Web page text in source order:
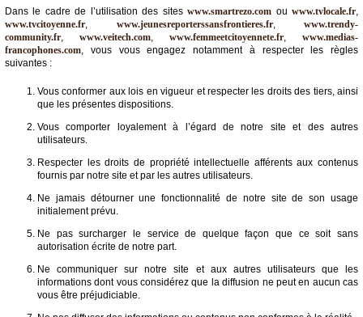
Dans le cadre de l’utilisation des siteswww.smartrezo.com ouwww.tvlocale.fr,
www.tvcitoyenne.fr, www.jeunesreporterssansfrontieres.fr, www.trendy-
community.fr, www.veitech.com, www.femmeetcitoyennete.fr, www.medias-
francophones.com, vous vous engagez notamment à respecter les règles
suivantes :
Vous conformer aux lois en vigueur et respecter les droits des tiers, ainsi
que les présentes dispositions.
Vous comporter loyalement à l’égard de notre site et des autres
utilisateurs.
Respecter les droits de propriété intellectuelle afférents aux contenus
fournis par notre site et par les autres utilisateurs.
Ne jamais détourner une fonctionnalité de notre site de son usage
initialement prévu.
Ne pas surcharger le service de quelque façon que ce soit sans
autorisation écrite de notre part.
Ne communiquer sur notre site et aux autres utilisateurs que les
informations dont vous considérez que la diffusion ne peut en aucun cas
vous être préjudiciable.